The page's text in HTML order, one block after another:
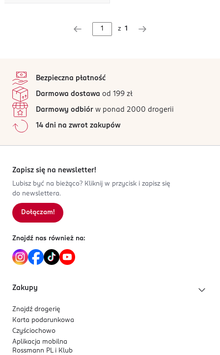
z 1
Bezpieczna płatność
Darmowa dostawa od 199 zł
Darmowy odbiór w ponad 2000 drogerii
14 dni na zwrot zakupów
Zapisz się na newsletter!
Lubisz być na bieżąco? Kliknij w przycisk i zapisz się
do newslettera.
Dołączam!
Znajdź nas również na:
Zakupy
Znajdź drogerię
Karta podarunkowa
Czyściochowo
Aplikacja mobilna
Rossmann PL i Klub